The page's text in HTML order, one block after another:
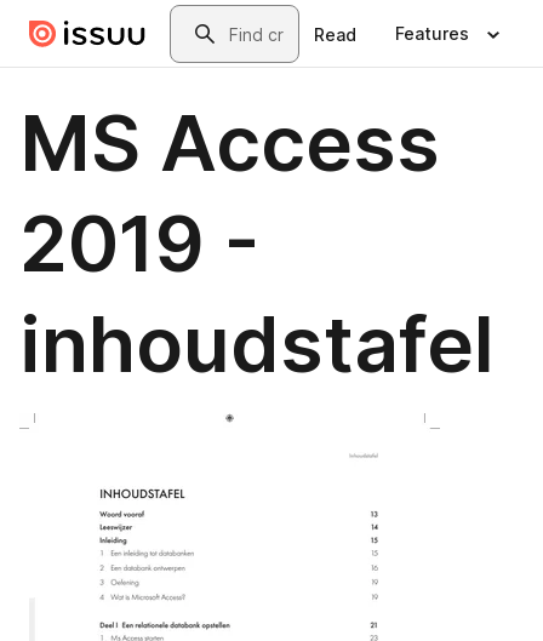
Skip to main contentSearch
Read Features
MS Access
2019 -
inhoudstafel